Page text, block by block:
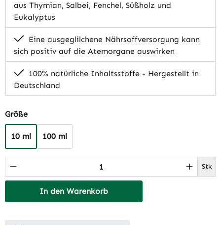
aus Thymian, Salbei, Fenchel, Süßholz und
Eukalyptus
Eine ausgeglilchene Nährsoffversorgung kann
sich positiv auf die Atemorgane auswirken
100% natürliche Inhaltsstoffe - Hergestellt in
Deutschland
Größeauswählen
10 ml 100 ml
Produkt Anzahl: Gib den gewünschten Stk
In den Warenkorb